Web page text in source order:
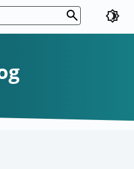
search brightness_4